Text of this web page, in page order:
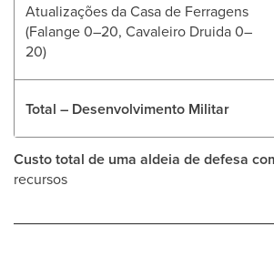
Atualizações da Casa de Ferragens
(Falange 0–20, Cavaleiro Druida 0–
20)
Total – Desenvolvimento Militar
Custo total de uma aldeia de defesa
recursos